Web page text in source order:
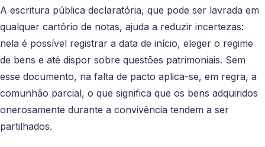
A escritura pública declaratória, que pode ser lavrada em
qualquer cartório de notas, ajuda a reduzir incertezas:
nela é possível registrar a data de início, eleger o regime
de bens e até dispor sobre questões patrimoniais. Sem
esse documento, na falta de pacto aplica-se, em regra, a
comunhão parcial, o que significa que os bens adquiridos
onerosamente durante a convivência tendem a ser
partilhados.